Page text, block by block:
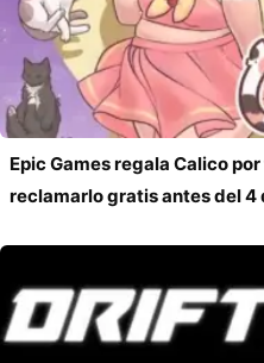
Epic Games regala Calico
reclamarlo gratis antes del 4